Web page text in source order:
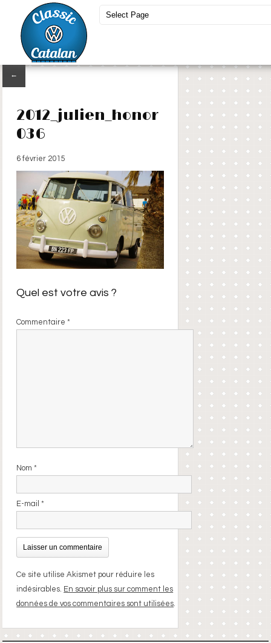
←
2012_julien_honor
036
6 février 2015
Quel est votre avis ?
Commentaire*
Nom*
E-mail*
Ce site utilise Akismet pour réduire les
indésirables. En savoir plus sur comment les
données de vos commentaires sont utilisées